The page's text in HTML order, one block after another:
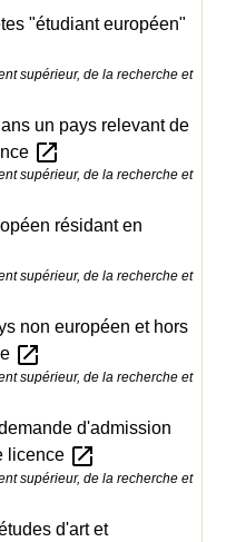
"étudiant européen"
supérieur, de la recherche et
un pays relevant de
open_in_new
supérieur, de la recherche et
résidant en
supérieur, de la recherche et
non européen et hors
open_in_new
supérieur, de la recherche et
d'admission
licence open_in_new
supérieur, de la recherche et
d'art et